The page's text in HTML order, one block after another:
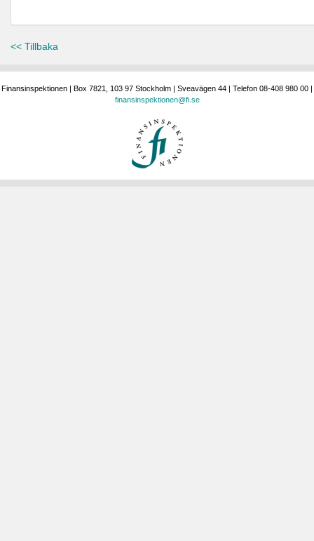
<< Tillbaka
Finansinspektionen | Box 7821, 103 97 Stockholm | Sveavägen 44 | Telefon 08-408 980 00 |
finansinspektionen@fi.se